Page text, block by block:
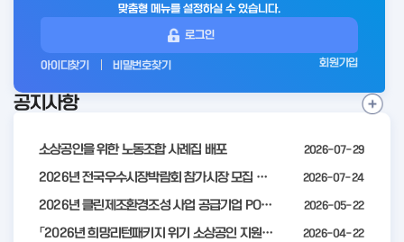
전
맞춤형 메뉴를 설정하실 수 있습니다.
로그인
아이디찾기 비밀번호찾기 회원가입
공지사항
소상공인을 위한 노동조합 사례집 배포 2026-07-29
2026년 전국우수시장박람회 참가시장 모집 공고 2026-07-24
2026년 클린제조환경조성 사업 공급기업 POOL 안내 2026-05-22
「2026년 희망리턴패키지 위기 소상공인 지원」모집 통합 2차 수정 공고 2026-04-22
공